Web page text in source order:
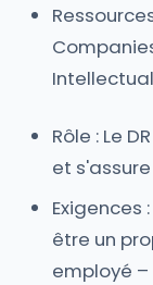
Rôle : Le
et
Exigences
être un
employé